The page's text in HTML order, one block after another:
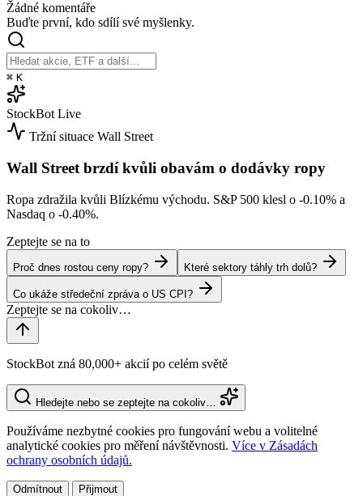
Žádné komentáře
Buďte první, kdo sdílí své myšlenky.
⌘ K
StockBot Live
Tržní situace Wall Street
Wall Street brzdí kvůli obavám o dodávky ropy
Ropa zdražila kvůli Blízkému východu. S&P 500 klesl o -0.10% a
Nasdaq o -0.40%.
Zeptejte se na to
Proč dnes rostou ceny ropy? Které sektory táhly trh dolů?
Co ukáže středeční zpráva o US CPI?
StockBot zná 80,000+ akcií po celém světě
Hledejte nebo se zeptejte na cokoliv…
Používáme nezbytné cookies pro fungování webu a volitelné
analytické cookies pro měření návštěvnosti. Více v Zásadách
ochrany osobních údajů.
Odmítnout Přijmout